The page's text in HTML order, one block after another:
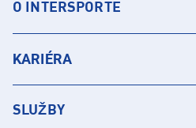
O INTERSPORTE
KARIÉRA
SLUŽBY